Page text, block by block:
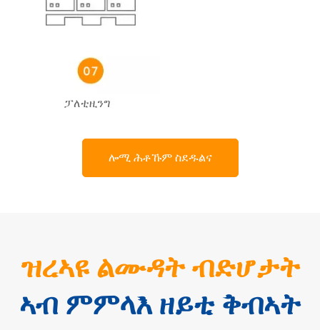
ፓለቲዚንግ
ሎሚ ሕቶኹም ስደዱልና
ዝረኣዩ ልሙዳት ብድሆታት
ኣብ ምምላእ ዘይቲ ቅብኣት